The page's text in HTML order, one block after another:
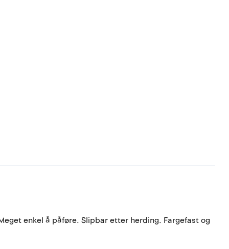
enkel å påføre. Slipbar etter herding. Fargefast og